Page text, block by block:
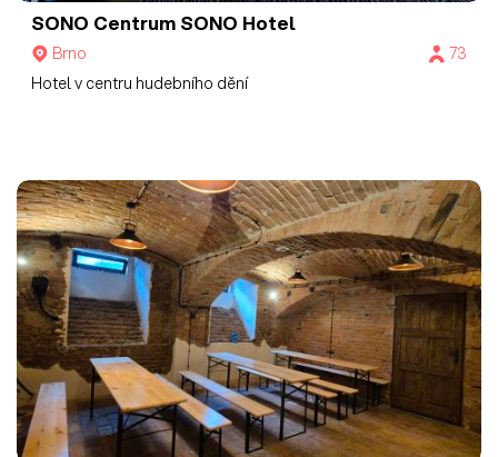
SONO Centrum SONO Hotel
Brno
73
Hotel v centru hudebního dění